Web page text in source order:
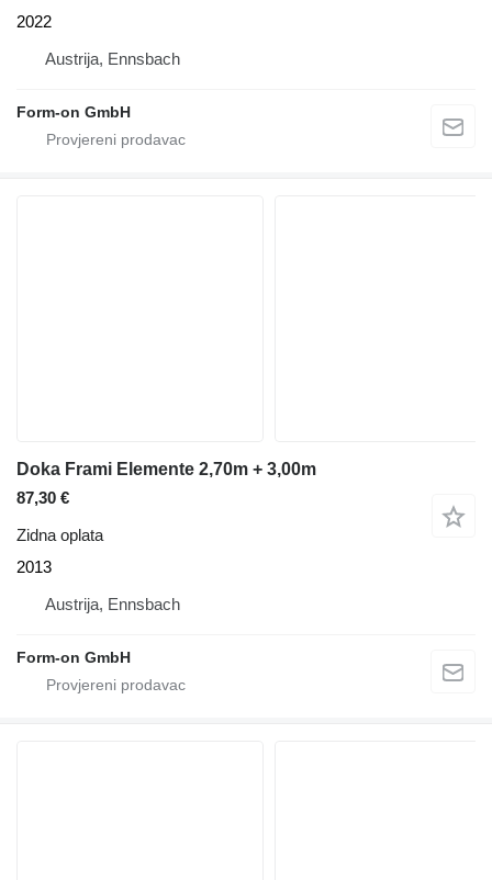
2022
Austrija, Ennsbach
Form-on GmbH
Doka Frami Elemente 2,70m + 3,00m
87,30 €
Zidna oplata
2013
Austrija, Ennsbach
Form-on GmbH